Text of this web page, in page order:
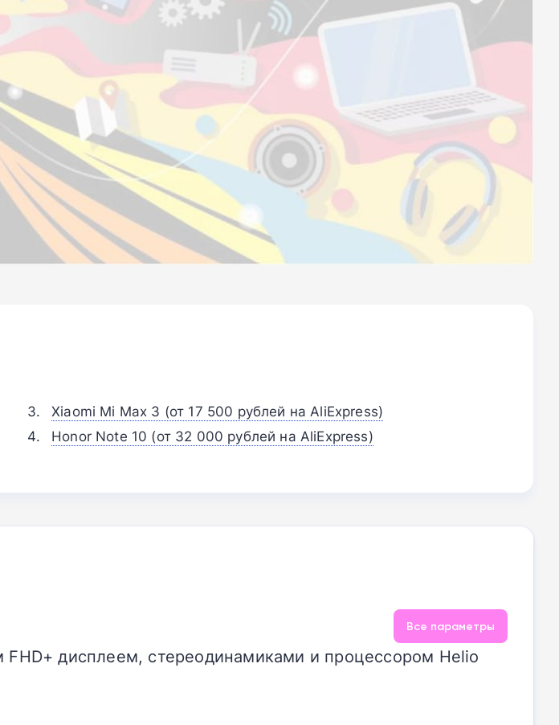
Xiaomi Mi Max 3 (от 17 500 рублей на AliExpress)
Honor Note 10 (от 32 000 рублей на AliExpress)
Все параметры
дисплеем, стереодинамиками и процессором Helio